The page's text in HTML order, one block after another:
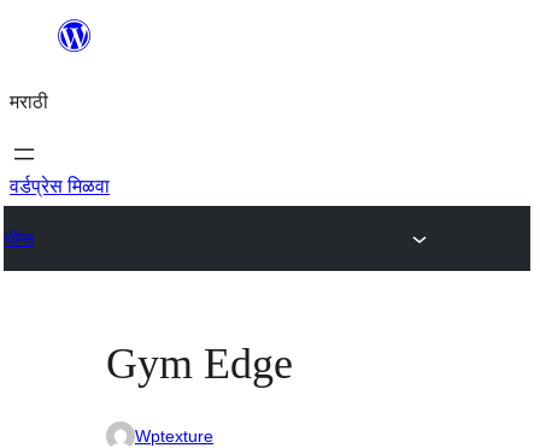
सामुग्रीवर
मराठी
वर्डप्रेस मिळवा
थीम्स
Gym Edge
Wptexture